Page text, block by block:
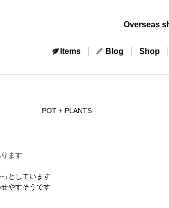
Overseas
Items Blog Shop
POT + PLANTS